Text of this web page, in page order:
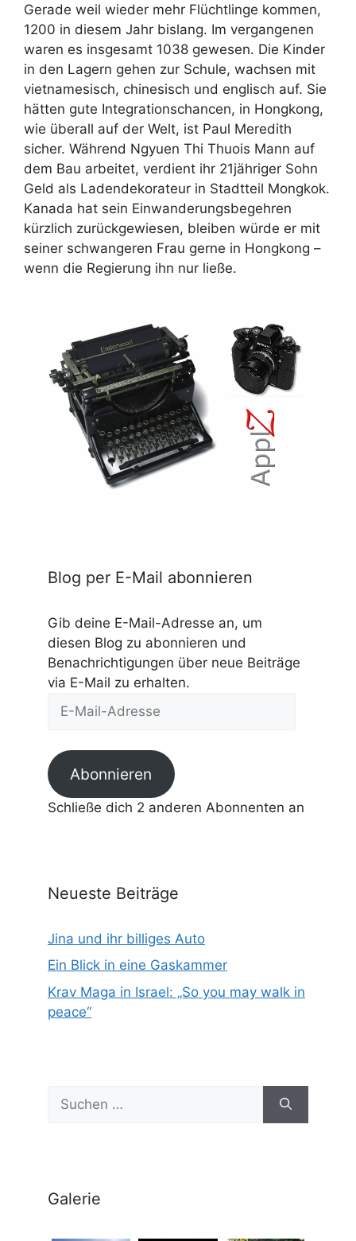
Gerade weil wieder mehr Flüchtlinge kommen,
1200 in diesem Jahr bislang. Im vergangenen
waren es insgesamt 1038 gewesen. Die Kinder
in den Lagern gehen zur Schule, wachsen mit
vietnamesisch, chinesisch und englisch auf. Sie
hätten gute Integrationschancen, in Hongkong,
wie überall auf der Welt, ist Paul Meredith
sicher. Während Ngyuen Thi Thuois Mann auf
dem Bau arbeitet, verdient ihr 21jähriger Sohn
Geld als Ladendekorateur in Stadtteil Mongkok.
Kanada hat sein Einwanderungsbegehren
kürzlich zurückgewiesen, bleiben würde er mit
seiner schwangeren Frau gerne in Hongkong –
wenn die Regierung ihn nur ließe.
Blog per E-Mail abonnieren
Gib deine E-Mail-Adresse an, um
diesen Blog zu abonnieren und
Benachrichtigungen über neue Beiträge
via E-Mail zu erhalten.
Mail-
Abonnieren
Schließe dich 2 anderen Abonnenten an
Neueste Beiträge
Jina und ihr billiges Auto
Ein Blick in eine Gaskammer
Krav Maga in Israel: „So you may walk in
peace“
nach:
Galerie